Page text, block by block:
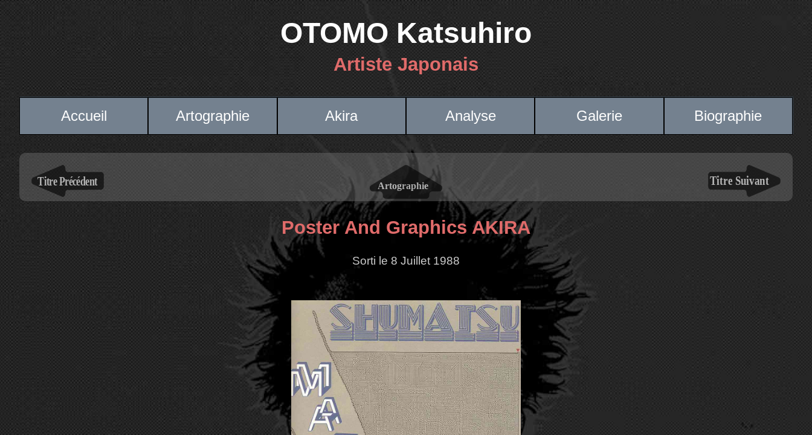
OTOMO Katsuhiro
Artiste Japonais
Accueil Artographie Akira Analyse Galerie Biographie
Poster And Graphics AKIRA
Sorti le 8 Juillet 1988